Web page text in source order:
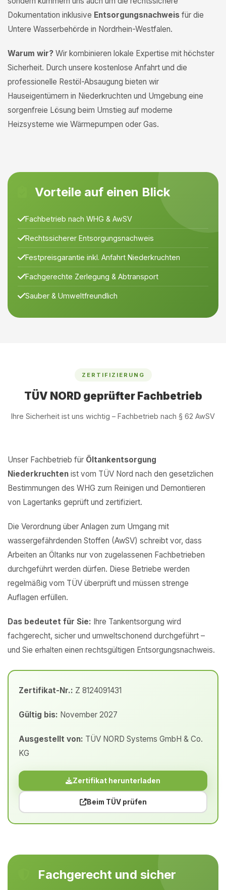
Dokumentation inklusive Entsorgungsnachweis für die
Untere Wasserbehörde in Nordrhein-Westfalen.
Warum wir? Wir kombinieren lokale Expertise mit höchster
Sicherheit. Durch unsere kostenlose Anfahrt und die
professionelle Restöl-Absaugung bieten wir
Hauseigentümern in Niederkruchten und Umgebung eine
sorgenfreie Lösung beim Umstieg auf moderne
Heizsysteme wie Wärmepumpen oder Gas.
Vorteile auf einen Blick
Fachbetrieb nach WHG & AwSV
Rechtssicherer Entsorgungsnachweis
Festpreisgarantie inkl. Anfahrt Niederkruchten
Fachgerechte Zerlegung & Abtransport
Sauber & Umweltfreundlich
ZERTIFIZIERUNG
TÜV NORD geprüfter Fachbetrieb
Ihre Sicherheit ist uns wichtig – Fachbetrieb nach § 62 AwSV
Unser Fachbetrieb für Öltankentsorgung
Niederkruchten ist vom TÜV Nord nach den gesetzlichen
Bestimmungen des WHG zum Reinigen und Demontieren
von Lagertanks geprüft und zertifiziert.
Die Verordnung über Anlagen zum Umgang mit
wassergefährdenden Stoffen (AwSV) schreibt vor, dass
Arbeiten an Öltanks nur von zugelassenen Fachbetrieben
durchgeführt werden dürfen. Diese Betriebe werden
regelmäßig vom TÜV überprüft und müssen strenge
Auflagen erfüllen.
Das bedeutet für Sie: Ihre Tankentsorgung wird
fachgerecht, sicher und umweltschonend durchgeführt –
und Sie erhalten einen rechtsgültigen Entsorgungsnachweis.
Zertifikat-Nr.: Z 8124091431
Gültig bis: November 2027
Ausgestellt von: TÜV NORD Systems GmbH & Co.
KG
Zertifikat herunterladen
Beim TÜV prüfen
Fachgerecht und sicher